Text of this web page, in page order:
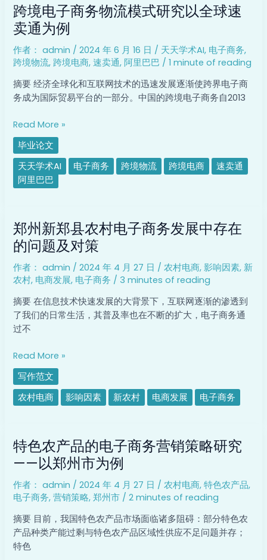
分
析
跨境电子商务物流模式研究以全球速
卖通为例
作者： admin /2024 年 6 月 16 日 / 天天学术AI, 电子商务,
跨境物流, 跨境电商,速卖通,阿里巴巴 /1 minute of reading
摘要 经济全球化和互联网技术的迅速发展逐渐使跨界电子商
务成为国际贸易平台的一部分。中国的跨境电子商务自2013
境
电
子
商
务
物
流
模
式
究
以
全
球
通
为
例
Read More »
毕业论文
天天学术AI
电子商务 跨境物流 跨境电商
速卖通
阿里巴巴
郑州新郑县农村电子商务发展中存在
的问题及对策
作者： admin /2024 年 4 月 27 日 /农村电商,影响因素, 新
农村, 电商发展, 电子商务 / 3 minutes of reading
摘要 在信息技术快速发展的大背景下，互联网逐渐的渗透到
了我们的日常生活，其普及率也在不断的扩大，电子商务通
过不
州
新
郑
县
农
村
电
子
商
务
展
中
存
问
题
对
策
Read More »
写作范文
农村电商
影响因素 新农村 电商发展 电子商务
特色农产品的电子商务营销策略研究
——以郑州市为例
作者： admin /2024 年 4 月 27 日 /农村电商,特色农产品,
电子商务,营销策略,郑州市 /2 minutes of reading
摘要 目前，我国特色农产品市场面临诸多阻碍：部分特色农
产品种类产能过剩与特色农产品区域性供应不足问题并存；
特色
色
品
的
电
子
商
务